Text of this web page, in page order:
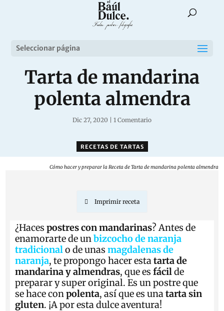
Seleccionar página
Tarta de mandarina
polenta almendra
Dic 27, 2020 1 Comentario
RECETAS DE TARTAS
Cómo hacer y preparar la Receta de Tarta de mandarina polenta almendra
Imprimir receta
¿Hacespostres con mandarinas? Antes de
enamorarte de unbizcocho de naranja
tradicionalo de unasmagdalenas de
naranja, te propongo hacer estatarta de
mandarina y almendras, que esfácilde
preparar y super original. Es un postre que
se hace conpolenta, así que es unatarta sin
gluten. ¡A por esta dulce aventura!